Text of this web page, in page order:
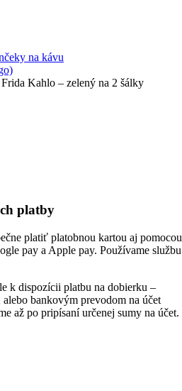
na kávu
Kahlo – zelený na 2 šálky
platby
platiť platobnou kartou aj pomocou
pay a Apple pay. Používame službu
k dispozícii platbu na dobierku –
bankovým prevodom na účet
až po pripísaní určenej sumy na účet.